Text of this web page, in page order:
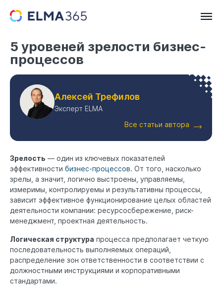
5 уровеней зрелости бизнес-
процессов
Алексей Трефилов
Эксперт ELMA
Все статьи автора
Зрелость — один из ключевых показателей
эффективности бизнес-процессов. От того, насколько
зрелы, а значит, логично выстроены, управляемы,
измеримы, контролируемы и результативны процессы,
зависит эффективное функционирование целых областей
деятельности компании: ресурсосбережение, риск-
менеджмент, проектная деятельность.
Логическая структура процесса предполагает четкую
последовательность выполняемых операций,
распределение зон ответственности в соответствии с
должностными инструкциями и корпоративными
стандартами.